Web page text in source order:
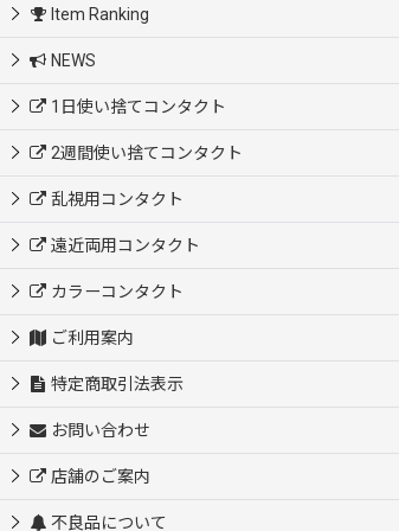
Item Ranking
NEWS
1日使い捨てコンタクト
2週間使い捨てコンタクト
乱視用コンタクト
遠近両用コンタクト
カラーコンタクト
ご利用案内
特定商取引法表示
お問い合わせ
店舗のご案内
不良品について